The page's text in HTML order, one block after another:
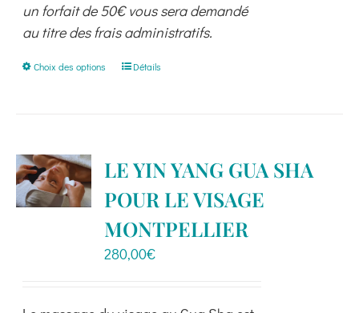
un forfait de 50€ vous sera demandé
au titre des frais administratifs.
Choix des options
Ce
Les
options
peuvent
être
choisies
la
Détails
LE YIN YANG GUA SHA
POUR LE VISAGE
MONTPELLIER
280,00€